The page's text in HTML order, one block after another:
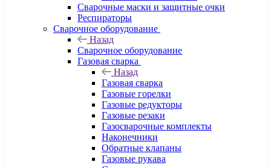
Сварочные маски и защитные очки
Респираторы
Сварочное оборудование
Назад
Сварочное оборудование
Газовая сварка
Назад
Газовая сварка
Газовые горелки
Газовые редукторы
Газовые резаки
Газосварочные комплекты
Наконечники
Обратные клапаны
Газовые рукава